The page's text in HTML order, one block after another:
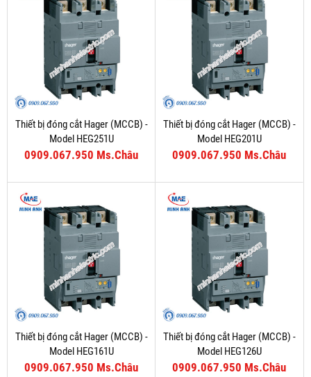
Thiết bị đóng cắt Hager (MCCB) -
Model HEG251U
0909.067.950 Ms.Châu
Thiết bị đóng cắt Hager (MCCB) -
Model HEG201U
0909.067.950 Ms.Châu
Thiết bị đóng cắt Hager (MCCB) -
Model HEG161U
0909.067.950 Ms.Châu
Thiết bị đóng cắt Hager (MCCB) -
Model HEG126U
0909.067.950 Ms.Châu